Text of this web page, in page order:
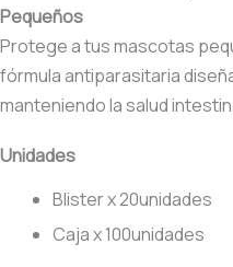
Pequeños
Protege a tus mascotas
fórmula antiparasitaria
manteniendo la salud
Unidades
Blister x 20unidades
Caja x 100unidades